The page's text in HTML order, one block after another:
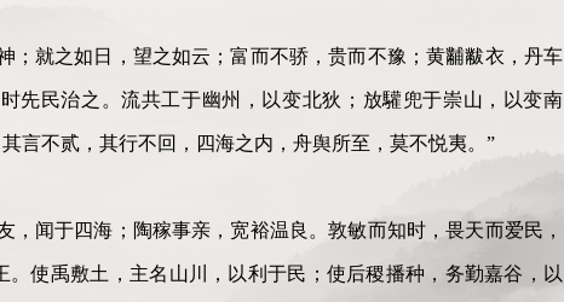
；就之如日，望之如云；富而不骄，贵而不豫；黄黼黻衣，丹车
先民治之。流共工于幽州，以变北狄；放驩兜于崇山，以变南
言不贰，其行不回，四海之内，舟舆所至，莫不悦夷。”
闻于四海；陶稼事亲，宽裕温良。敦敏而知时，畏天而爱民，
使禹敷土，主名山川，以利于民；使后稷播种，务勤嘉谷，以